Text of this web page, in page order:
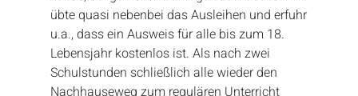
übte quasi nebenbei das Ausleihen und erfuhr
u.a., dass ein Ausweis für alle bis zum 18.
Lebensjahr kostenlos ist. Als nach zwei
Schulstunden schließlich alle wieder den
Nachhauseweg zum regulären Unterricht